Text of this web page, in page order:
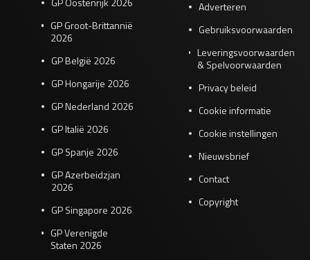
GP Groot-Brittannië
2026
GP België 2026
GP Hongarije 2026
GP Nederland 2026
GP Italië 2026
GP Spanje 2026
GP Azerbeidzjan
2026
GP Singapore 2026
GP Verenigde
Staten 2026
Adverteren
Gebruiksvoorwaarden
Leveringsvoorwaarden
& Spelvoorwaarden
Privacy beleid
Cookie informatie
Cookie instellingen
Nieuwsbrief
Contact
Copyright